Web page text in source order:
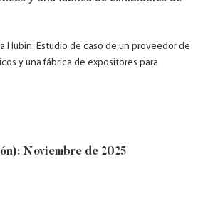
Hubin: Estudio de caso de un proveedor de
y una fábrica de expositores para
Noviembre de 2025